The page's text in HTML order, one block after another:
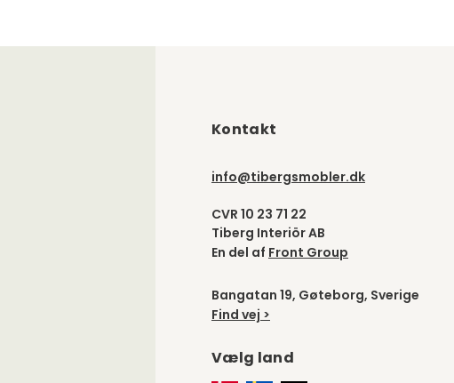
Kontakt
info@tibergsmobler.dk
CVR 10 23 71 22
Tiberg Interiör AB
En del af Front Group
Bangatan 19, Gøteborg, Sverige
Find vej >
Vælg land